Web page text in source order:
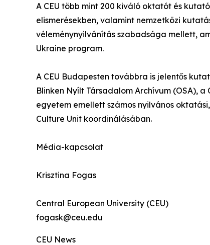
A CEU több mint 200 kiváló oktatót és
elismerésekben, valamint nemzetközi
véleménynyilvánítás szabadsága mellett,
Ukraine program.
A CEU Budapesten továbbra is jelentős
Blinken Nyílt Társadalom Archívum (OSA),
egyetem emellett számos nyilvános
Culture Unit koordinálásában.
Média-kapcsolat
Krisztina Fogas
Central European University (CEU)
fogask@ceu.edu
CEU News